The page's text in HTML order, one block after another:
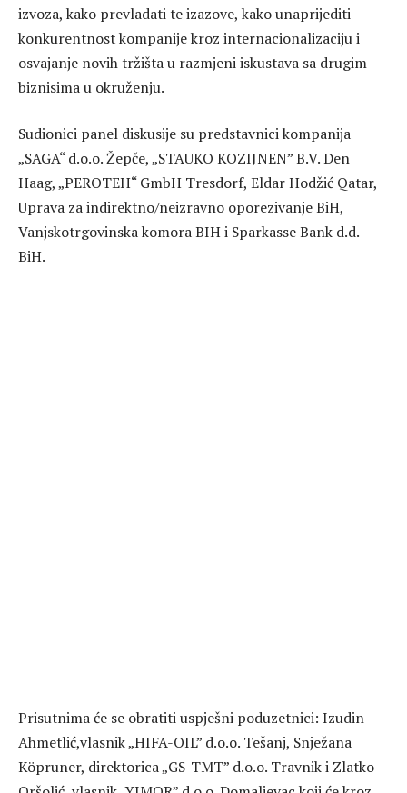
izvoza, kako prevladati te izazove, kako unaprijediti
konkurentnost kompanije kroz internacionalizaciju i
osvajanje novih tržišta u razmjeni iskustava sa drugim
biznisima u okruženju.
Sudionici panel diskusije su predstavnici kompanija
„SAGA“ d.o.o. Žepče, „STAUKO KOZIJNEN” B.V. Den
Haag, „PEROTEH“ GmbH Tresdorf, Eldar Hodžić Qatar,
Uprava za indirektno/neizravno oporezivanje BiH,
Vanjskotrgovinska komora BIH i Sparkasse Bank d.d.
BiH.
Prisutnima će se obratiti uspješni poduzetnici: Izudin
Ahmetlić,vlasnik „HIFA-OIL” d.o.o. Tešanj, Snježana
Köpruner, direktorica „GS-TMT” d.o.o. Travnik i Zlatko